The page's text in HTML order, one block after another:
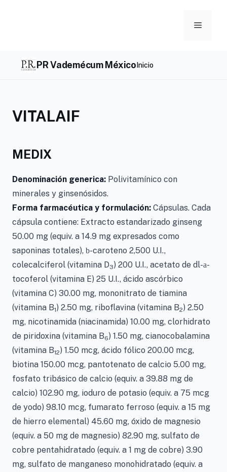
Menu
PR Vademécum MéxicoInicio
VITALAIF
MEDIX
Denominación generica: Polivitamínico con
minerales y ginsenósidos.
Forma farmacéutica y formulación: Cápsulas. Cada
cápsula contiene: Extracto estandarizado ginseng
50.00 mg (equiv. a 14.9 mg expresados como
saponinas totales), b-caroteno 2,500 U.I.,
colecalciferol (vitamina D3) 200 U.I., acetato de dl-a-
tocoferol (vitamina E) 25 U.I., ácido ascórbico
(vitamina C) 30.00 mg, mononitrato de tiamina
(vitamina B1) 2.50 mg, riboflavina (vitamina B2) 2.50
mg, nicotinamida (niacinamida) 10.00 mg, clorhidrato
de piridoxina (vitamina B6) 1.50 mg, cianocobalamina
(vitamina B12) 1.50 mcg, ácido fólico 200.00 mcg,
biotina 150.00 mcg, pantotenato de calcio 5.00 mg,
fosfato tribásico de calcio (equiv. a 39.88 mg de
calcio) 102.90 mg, ioduro de potasio (equiv. a 75 mcg
de yodo) 98.10 mcg, fumarato ferroso (equiv. a 15 mg
de hierro elemental) 45.60 mg, óxido de magnesio
(equiv. a 50 mg de magnesio) 82.90 mg, sulfato de
cobre pentahidratado (equiv. a 1 mg de cobre) 3.90
mg, sulfato de manganeso monohidratado (equiv. a